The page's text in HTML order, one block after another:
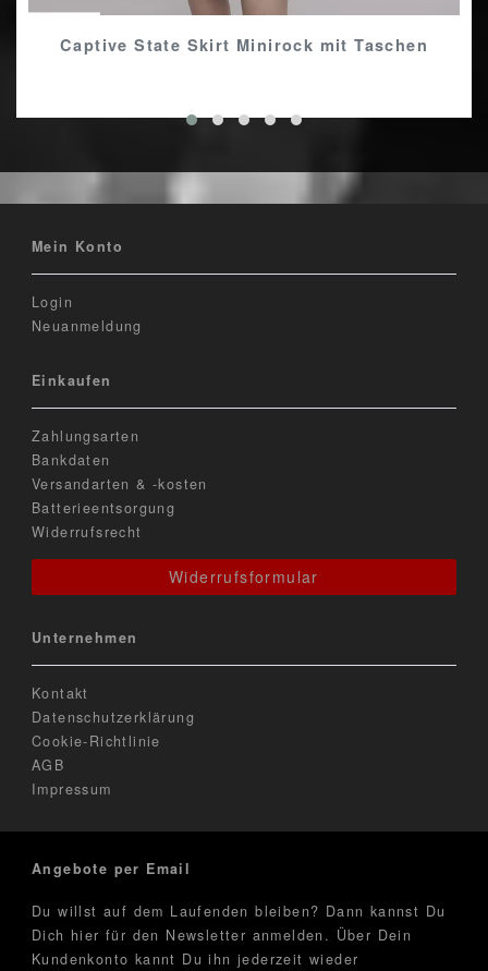
Captive State Skirt Minirock mit Taschen
Mein Konto
Login
Neuanmeldung
Einkaufen
Zahlungsarten
Bankdaten
Versandarten & -kosten
Batterieentsorgung
Widerrufsrecht
Widerrufsformular
Unternehmen
Kontakt
Datenschutzerklärung
Cookie-Richtlinie
AGB
Impressum
Angebote per Email
Du willst auf dem Laufenden bleiben? Dann kannst Du
Dich hier für den Newsletter anmelden. Über Dein
Kundenkonto kannt Du ihn jederzeit wieder